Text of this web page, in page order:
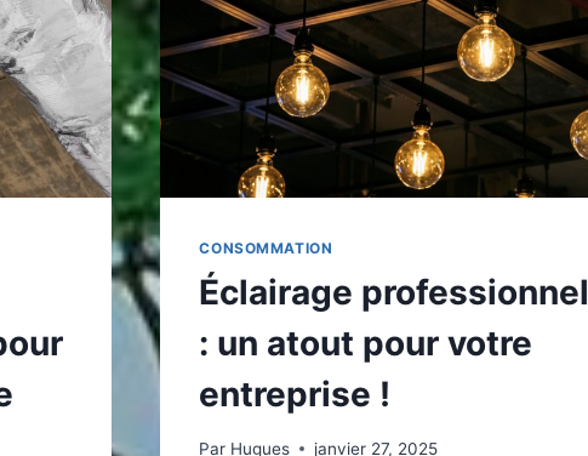
CONSOMMATION
Éclairage professionnel
: un atout pour votre
entreprise !
Par Hugues janvier 27, 2025